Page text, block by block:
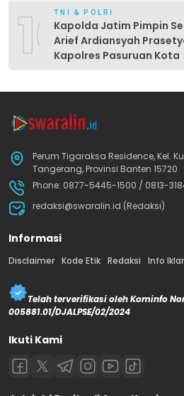
10TNI & POLRI
Kapolda Jatim Pimpin
Arief Ardiansyah
Kapolres Pasuruan Kota
Perum Tigaraksa Residence, Kel.
Tangerang, Provinsi Banten 15720
Phone: 0877-5445-1500 / 0813-
redaksi@swaralin.id (Redaksi)
Informasi
Disclaimer Kode Etik Redaksi Info
Telah terverifikasi oleh Kominfo
005881.01/DJALPSE/02/2024
Ikuti Kami